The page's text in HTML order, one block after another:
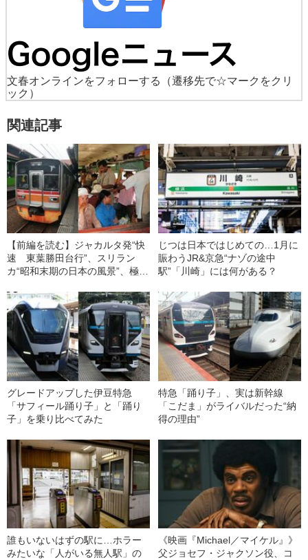
文春オンラインをフォローする
（遷移先で☆マークをクリ
ック）
関連記事
【前編を読む】ジャカルタ発“快
速 東葉勝田台行”、スリラン
カ“昭和末期の日本の風景”、極ま
わず二度見してしまう“アジアの
駅”
じつは日本ではじめての…1月に
賑わうJR&京急“ナゾの途中
駅”「川崎」には何がある？
グレードアップした伊豆特急
「サフィール踊り子」と「踊り
子」を乗り比べてみた
特急「踊り子」、実は新幹線
「こだま」がライバルだった“納
得の理由”
誰もいないはずの駅に…ホラー
みたいな「人がいる無人駅」の
《映画『Michael／マイケル』》
父ジョセフ・ジャクソン役、コ